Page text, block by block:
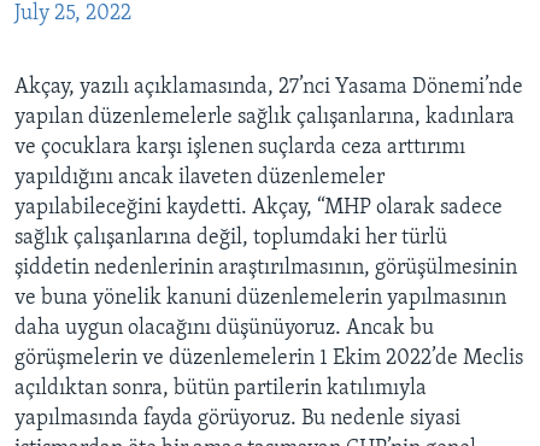
July 25, 2022
Akçay, yazılı açıklamasında, 27’nci Yasama Dönemi’nde
yapılan düzenlemelerle sağlık çalışanlarına, kadınlara
ve çocuklara karşı işlenen suçlarda ceza arttırımı
yapıldığını ancak ilaveten düzenlemeler
yapılabileceğini kaydetti. Akçay, “MHP olarak sadece
sağlık çalışanlarına değil, toplumdaki her türlü
şiddetin nedenlerinin araştırılmasının, görüşülmesinin
ve buna yönelik kanuni düzenlemelerin yapılmasının
daha uygun olacağını düşünüyoruz. Ancak bu
görüşmelerin ve düzenlemelerin 1 Ekim 2022’de Meclis
açıldıktan sonra, bütün partilerin katılımıyla
yapılmasında fayda görüyoruz. Bu nedenle siyasi